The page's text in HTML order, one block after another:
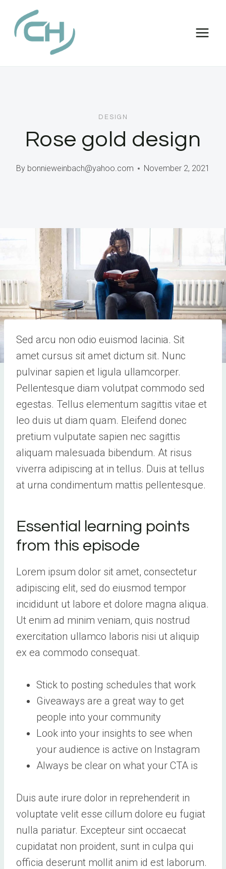
content
DESIGN
Rose gold design
By bonnieweinbach@yahoo.com November 2, 2021
Sed arcu non odio euismod lacinia. Sit
amet cursus sit amet dictum sit. Nunc
pulvinar sapien et ligula ullamcorper.
Pellentesque diam volutpat commodo sed
egestas. Tellus elementum sagittis vitae et
leo duis ut diam quam. Eleifend donec
pretium vulputate sapien nec sagittis
aliquam malesuada bibendum. At risus
viverra adipiscing at in tellus. Duis at tellus
at urna condimentum mattis pellentesque.
Essential learning points
from this episode
Lorem ipsum dolor sit amet, consectetur
adipiscing elit, sed do eiusmod tempor
incididunt ut labore et dolore magna aliqua.
Ut enim ad minim veniam, quis nostrud
exercitation ullamco laboris nisi ut aliquip
ex ea commodo consequat.
Stick to posting schedules that work
Giveaways are a great way to get
people into your community
Look into your insights to see when
your audience is active on Instagram
Always be clear on what your CTA is
Duis aute irure dolor in reprehenderit in
voluptate velit esse cillum dolore eu fugiat
nulla pariatur. Excepteur sint occaecat
cupidatat non proident, sunt in culpa qui
officia deserunt mollit anim id est laborum.